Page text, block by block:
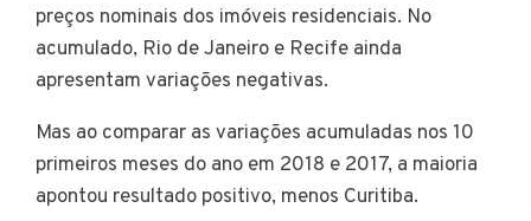
preços nominais dos imóveis residenciais. No
acumulado, Rio de Janeiro e Recife ainda
apresentam variações negativas.
Mas ao comparar as variações acumuladas nos 10
primeiros meses do ano em 2018 e 2017, a maioria
apontou resultado positivo, menos Curitiba.